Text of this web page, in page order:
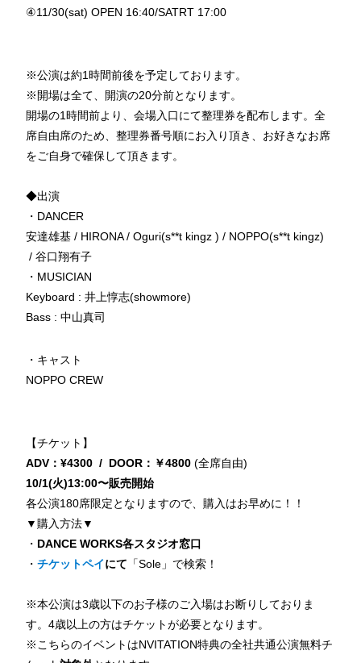
④11/30(sat) OPEN 16:40/SATRT 17:00
※公演は約1時間前後を予定しております。
※開場は全て、開演の20分前となります。
開場の1時間前より、会場入口にて整理券を配布します。全
席自由席のため、整理券番号順にお入り頂き、お好きなお席
をご自身で確保して頂きます。
◆出演
・DANCER
安達雄基 / HIRONA / Oguri(s**t kingz ) / NOPPO(s**t kingz)
/ 谷口翔有子
・MUSICIAN
Keyboard : 井上惇志(showmore)
Bass : 中山真司
・キャスト
NOPPO CREW
【チケット】
ADV：¥4300 / DOOR：￥4800 (全席自由)
10/1(火)13:00〜販売開始
各公演180席限定となりますので、購入はお早めに！！
▼購入方法▼
・ DANCE WORKS各スタジオ窓口
・ チケットペイにて 「Sole」で検索！
※本公演は3歳以下のお子様のご入場はお断りしておりま
す。4歳以上の方はチケットが必要となります。
※こちらのイベントはNVITATION特典の全社共通公演無料チ